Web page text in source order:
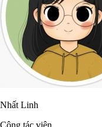
Nhất Linh
Cộng tác viên